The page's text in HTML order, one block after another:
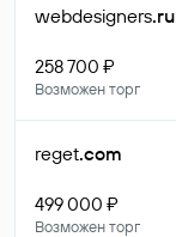
webdesigners.ru
258 700 ₽
Возможен торг
reget.com
499 000 ₽
Возможен торг